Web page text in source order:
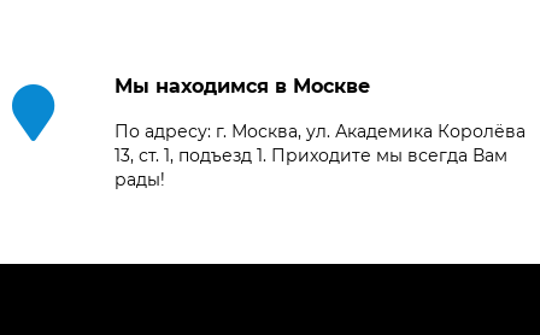
Мы находимся в Москве
По адресу: г. Москва, ул. Академика Королёва
13, ст. 1, подъезд 1. Приходите мы всегда Вам
рады!